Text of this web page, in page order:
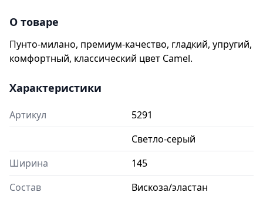
О товаре
Пунто-милано, премиум-качество, гладкий, упругий,
комфортный, классический цвет Camel.
Характеристики
Артикул
5291
Светло-серый
Ширина
145
Состав
Вискоза/эластан